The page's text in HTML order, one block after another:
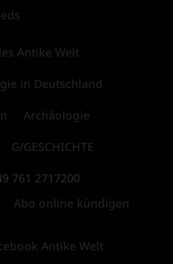
Antike Welt
in Deutschland
Archäologie
G/GESCHICHTE
761 2717200
Abo online kündigen
Antike Welt